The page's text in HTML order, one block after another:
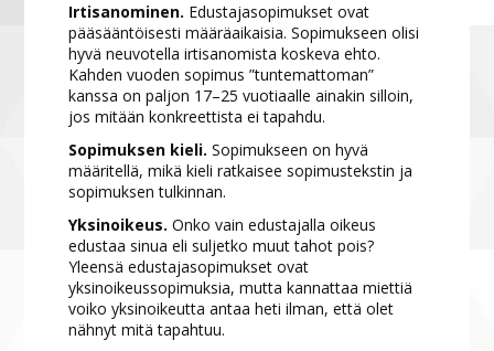
Irtisanominen. Edustajasopimukset ovat
pääsääntöisesti määräaikaisia. Sopimukseen olisi
hyvä neuvotella irtisanomista koskeva ehto.
Kahden vuoden sopimus ”tuntemattoman”
kanssa on paljon 17–25 vuotiaalle ainakin silloin,
jos mitään konkreettista ei tapahdu.
Sopimuksen kieli. Sopimukseen on hyvä
määritellä, mikä kieli ratkaisee sopimustekstin ja
sopimuksen tulkinnan.
Yksinoikeus. Onko vain edustajalla oikeus
edustaa sinua eli suljetko muut tahot pois?
Yleensä edustajasopimukset ovat
yksinoikeussopimuksia, mutta kannattaa miettiä
voiko yksinoikeutta antaa heti ilman, että olet
nähnyt mitä tapahtuu.